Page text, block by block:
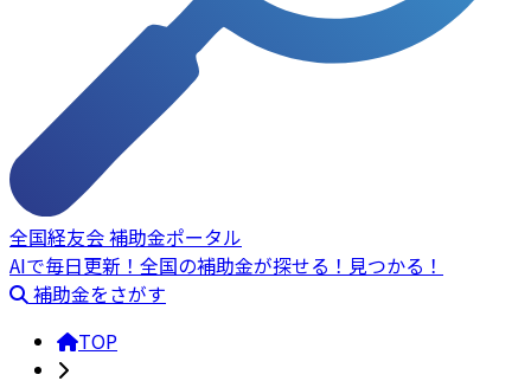
全国経友会 補助金ポータル
AIで毎日更新！全国の補助金が探せる！見つかる！
補助金をさがす
TOP